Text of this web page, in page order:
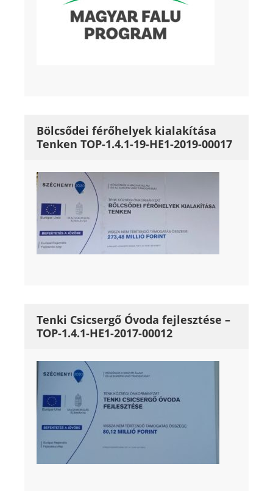
Bölcsődei férőhelyek kialakítása
Tenken TOP-1.4.1-19-HE1-2019-00017
Tenki Csicsergő Óvoda fejlesztése –
TOP-1.4.1-HE1-2017-00012